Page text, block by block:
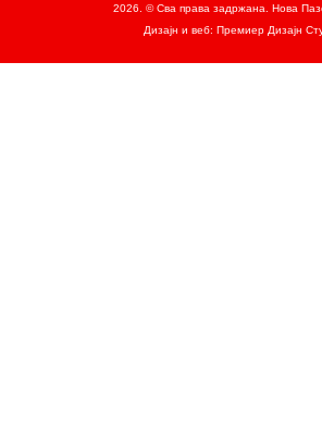
2026. © Сва права задржана. Нова
Дизајн и веб: Премиер Дизајн